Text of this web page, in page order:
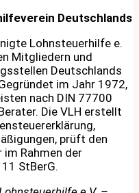
Deutschlands
Lohnsteuerhilfe e.
Mitgliedern und
Deutschlands
im Jahr 1972,
nach DIN 77700
Die VLH erstellt
prüft den
im Rahmen der
StBerG.